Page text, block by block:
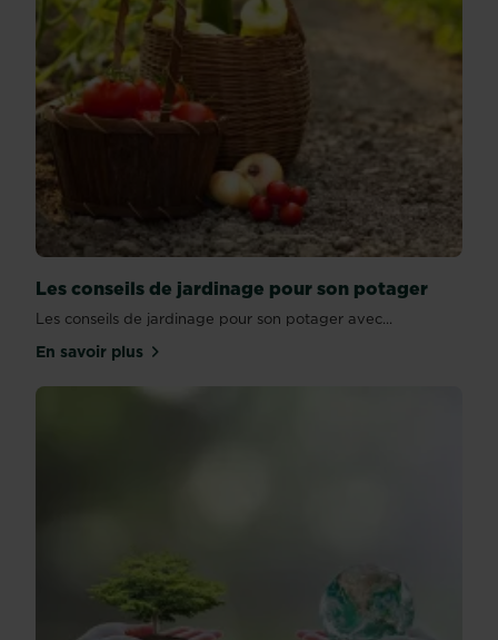
Les conseils de jardinage pour son potager
Les conseils de jardinage pour son potager avec...
En savoir plussur Les conseils de jardinage pour son potager